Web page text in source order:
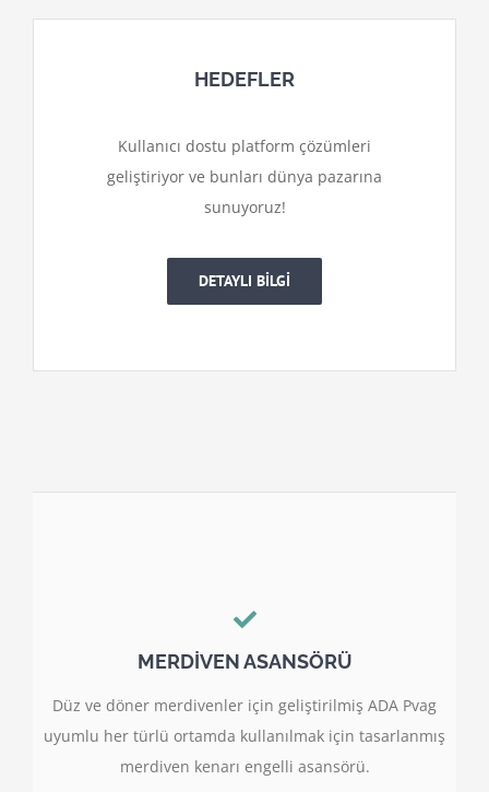
HEDEFLER
Kullanıcı dostu platform çözümleri
geliştiriyor ve bunları dünya pazarına
sunuyoruz!
DETAYLI BİLGİ
MERDİVEN ASANSÖRÜ
Düz ve döner merdivenler için geliştirilmiş ADA Pvag
uyumlu her türlü ortamda kullanılmak için tasarlanmış
merdiven kenarı engelli asansörü.